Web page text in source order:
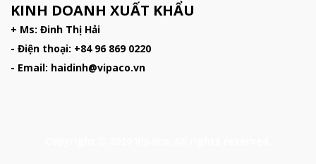
KINH DOANH XUẤT KHẨU
+ Ms: Đinh Thị Hải
- Điện thoại: +84 96 869 0220
- Email: haidinh@vipaco.vn